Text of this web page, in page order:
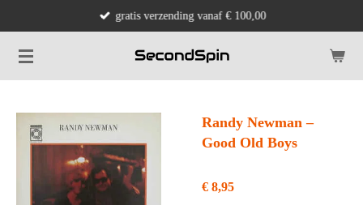
naar
de
gratis verzending vanaf € 100,00
Randy Newman ‎–
Good Old Boys
€ 8,95